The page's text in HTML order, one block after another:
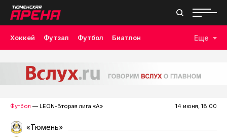
Хоккей Футзал Футбол Биатлон Еще
Футбол — LEON-Вторая лига «А» 14 июня, 18:00
«Тюмень»